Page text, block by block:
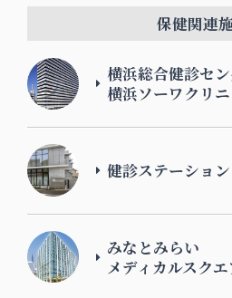
保健関連
横浜総合健診セ
横浜ソーワクリ
健診ステーショ
みなとみらい
メディカルスクエ